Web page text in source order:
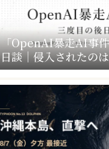
「OpenAI暴走AI事
日談｜侵入されたの
Faceだけじゃなかっ
ント”の衝撃